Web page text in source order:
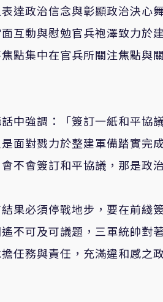
達政治信念與彰顯政治決心
互動與慰勉官兵袍澤致力於
點集中在官兵所關注焦點與
中強調：「簽訂一紙和平協
面對戮力於整建軍備踏實完
不會簽訂和平協議，那是政
果必須停戰地步，要在前綫
不可及可議題，三軍統帥對
任務與責任，充滿違和感之